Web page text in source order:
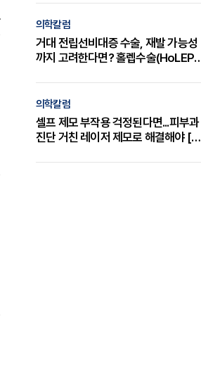
의학칼럼
거대 전립선비대증 수술, 재발 가능성
까지 고려한다면? 홀렙수술(HoLEP)
의학칼럼
셀프 제모 부작용 걱정된다면...피부과
진단 거친 레이저 제모로 해결해야 [변